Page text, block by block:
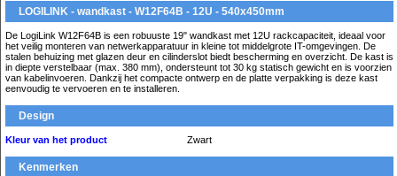
LOGILINK - wandkast - W12F64B - 12U - 540x450mm
De LogiLink W12F64B is een robuuste 19" wandkast met 12U rackcapaciteit, ideaal voor
het veilig monteren van netwerkapparatuur in kleine tot middelgrote IT-omgevingen. De
stalen behuizing met glazen deur en cilinderslot biedt bescherming en overzicht. De kast is
in diepte verstelbaar (max. 380 mm), ondersteunt tot 30 kg statisch gewicht en is voorzien
van kabelinvoeren. Dankzij het compacte ontwerp en de platte verpakking is deze kast
eenvoudig te vervoeren en te installeren.
Design
Kleur van het product Zwart
Kenmerken